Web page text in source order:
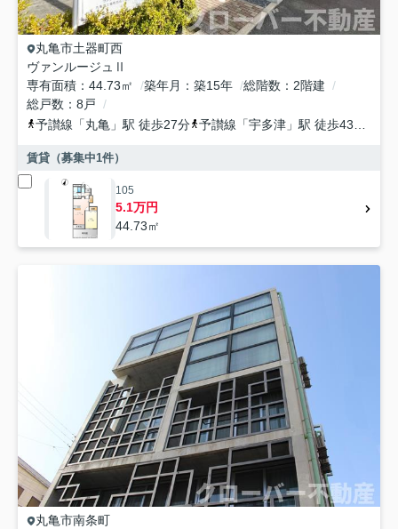
丸亀市土器町西
ヴァンルージュⅡ
専有面積
44.73㎡ 築年月 築15年 総階数
2階建
総戸数
8戸
予讃線 「丸亀 」駅 徒歩27分 予讃線 「宇多津 」駅 徒歩43分
賃貸（募集中1件）
105
5.1万円
44.73㎡
丸亀市南条町